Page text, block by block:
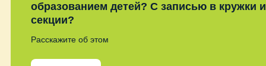
образованием детей? С записью в кружки и
секции?
Расскажите об этом